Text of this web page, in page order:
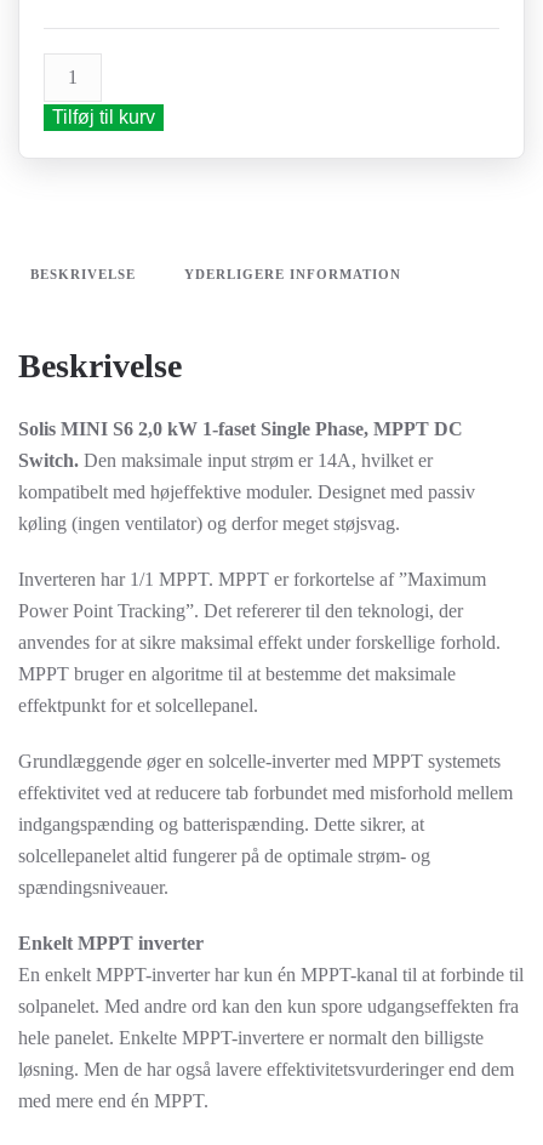
Solis
inverter
2,0
kW
Tilføj til kurv
BESKRIVELSE YDERLIGERE INFORMATION
Beskrivelse
Solis MINI S6 2,0 kW 1-faset Single Phase, MPPT DC
Switch. Den maksimale input strøm er 14A, hvilket er
kompatibelt med højeffektive moduler. Designet med passiv
køling (ingen ventilator) og derfor meget støjsvag.
Inverteren har 1/1 MPPT. MPPT er forkortelse af ”Maximum
Power Point Tracking”. Det refererer til den teknologi, der
anvendes for at sikre maksimal effekt under forskellige forhold.
MPPT bruger en algoritme til at bestemme det maksimale
effektpunkt for et solcellepanel.
Grundlæggende øger en solcelle-inverter med MPPT systemets
effektivitet ved at reducere tab forbundet med misforhold mellem
indgangspænding og batterispænding. Dette sikrer, at
solcellepanelet altid fungerer på de optimale strøm- og
spændingsniveauer.
Enkelt MPPT inverter
En enkelt MPPT-inverter har kun én MPPT-kanal til at forbinde til
solpanelet. Med andre ord kan den kun spore udgangseffekten fra
hele panelet. Enkelte MPPT-invertere er normalt den billigste
løsning. Men de har også lavere effektivitetsvurderinger end dem
med mere end én MPPT.